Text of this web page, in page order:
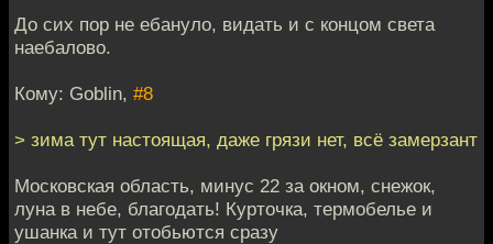
До сих пор не ебануло, видать и с концом света
наебалово.
Кому: Goblin, #8
> зима тут настоящая, даже грязи нет, всё замерзант
Московская область, минус 22 за окном, снежок,
луна в небе, благодать! Курточка, термобелье и
ушанка и тут отобьются сразу